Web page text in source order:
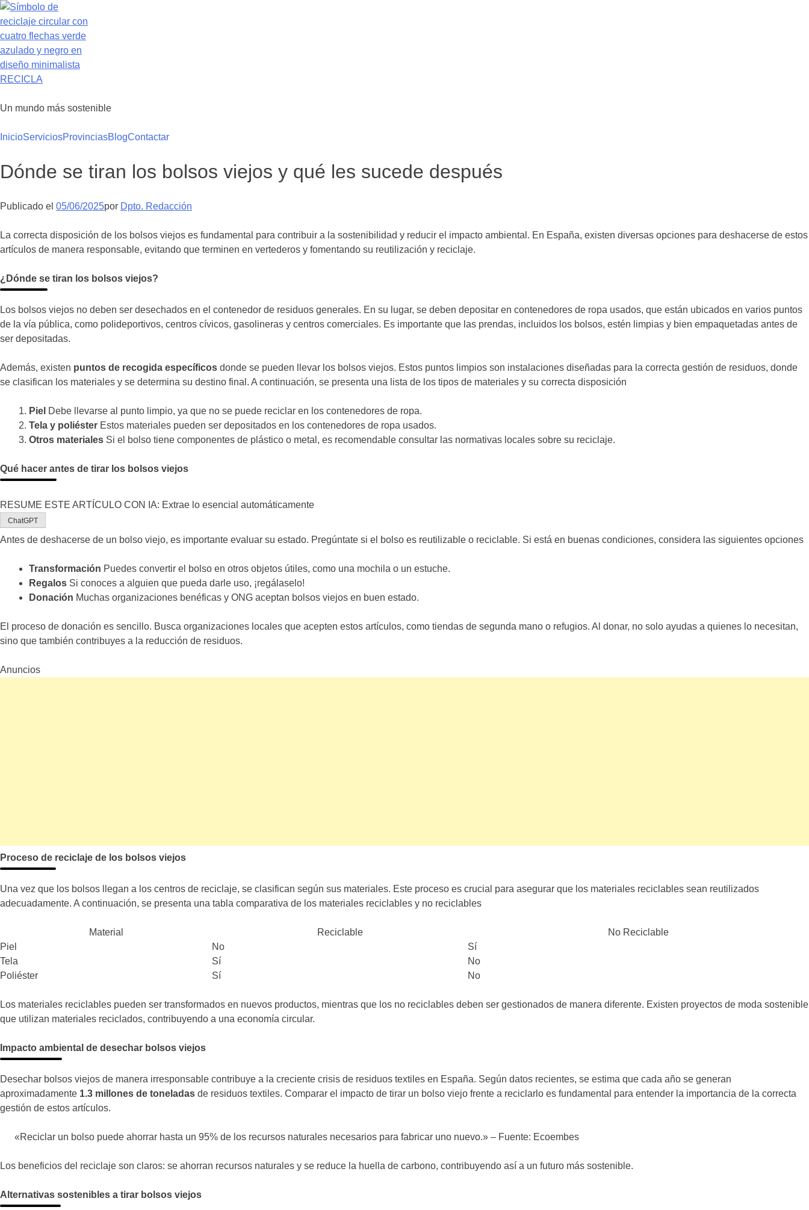
Saltar
al
contenido
RECICLA
Un mundo más sostenible
InicioServiciosProvinciasBlogContactar
Dónde se tiran los bolsos viejos y qué les sucede después
Publicado el 05/06/2025por Dpto. Redacción
La correcta disposición de los bolsos viejos es fundamental para contribuir a la sostenibilidad y reducir el impacto ambiental. En España, existen diversas opciones para deshacerse de estos
artículos de manera responsable, evitando que terminen en vertederos y fomentando su reutilización y reciclaje.
¿Dónde se tiran los bolsos viejos?
Los bolsos viejos no deben ser desechados en el contenedor de residuos generales. En su lugar, se deben depositar en contenedores de ropa usados, que están ubicados en varios puntos
de la vía pública, como polideportivos, centros cívicos, gasolineras y centros comerciales. Es importante que las prendas, incluidos los bolsos, estén limpias y bien empaquetadas antes de
ser depositadas.
Además, existen puntos de recogida específicos donde se pueden llevar los bolsos viejos. Estos puntos limpios son instalaciones diseñadas para la correcta gestión de residuos, donde
se clasifican los materiales y se determina su destino final. A continuación, se presenta una lista de los tipos de materiales y su correcta disposición
Piel Debe llevarse al punto limpio, ya que no se puede reciclar en los contenedores de ropa.
Tela y poliéster Estos materiales pueden ser depositados en los contenedores de ropa usados.
Otros materiales Si el bolso tiene componentes de plástico o metal, es recomendable consultar las normativas locales sobre su reciclaje.
Qué hacer antes de tirar los bolsos viejos
RESUME ESTE ARTÍCULO CON IA: Extrae lo esencial automáticamente
ChatGPT
Antes de deshacerse de un bolso viejo, es importante evaluar su estado. Pregúntate si el bolso es reutilizable o reciclable. Si está en buenas condiciones, considera las siguientes opciones
Transformación Puedes convertir el bolso en otros objetos útiles, como una mochila o un estuche.
Regalos Si conoces a alguien que pueda darle uso, ¡regálaselo!
Donación Muchas organizaciones benéficas y ONG aceptan bolsos viejos en buen estado.
El proceso de donación es sencillo. Busca organizaciones locales que acepten estos artículos, como tiendas de segunda mano o refugios. Al donar, no solo ayudas a quienes lo necesitan,
sino que también contribuyes a la reducción de residuos.
Anuncios
Proceso de reciclaje de los bolsos viejos
Una vez que los bolsos llegan a los centros de reciclaje, se clasifican según sus materiales. Este proceso es crucial para asegurar que los materiales reciclables sean reutilizados
adecuadamente. A continuación, se presenta una tabla comparativa de los materiales reciclables y no reciclables
Material Reciclable
No Reciclable
Piel
No
Sí
Tela
Sí
No
Poliéster
Sí No
Los materiales reciclables pueden ser transformados en nuevos productos, mientras que los no reciclables deben ser gestionados de manera diferente. Existen proyectos de moda sostenible
que utilizan materiales reciclados, contribuyendo a una economía circular.
Impacto ambiental de desechar bolsos viejos
Desechar bolsos viejos de manera irresponsable contribuye a la creciente crisis de residuos textiles en España. Según datos recientes, se estima que cada año se generan
aproximadamente 1.3 millones de toneladas de residuos textiles. Comparar el impacto de tirar un bolso viejo frente a reciclarlo es fundamental para entender la importancia de la correcta
gestión de estos artículos.
«Reciclar un bolso puede ahorrar hasta un 95% de los recursos naturales necesarios para fabricar uno nuevo.» – Fuente: Ecoembes
Los beneficios del reciclaje son claros: se ahorran recursos naturales y se reduce la huella de carbono, contribuyendo así a un futuro más sostenible.
Alternativas sostenibles a tirar bolsos viejos